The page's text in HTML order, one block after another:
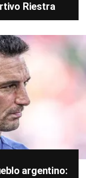
Riestra
argentino: